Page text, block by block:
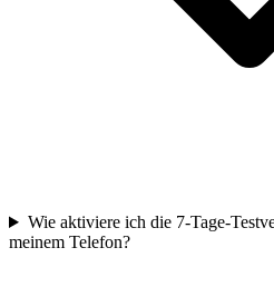
Wie aktiviere ich die 7-Tage-
meinem Telefon?